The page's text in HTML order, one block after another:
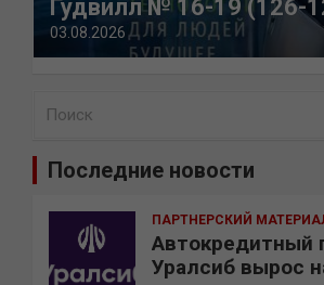
Гудвилл № 16-19 (126-
03.08.2026
Последние новости
ПАРТНЕРСКИЙ
Автокредитный
Уралсиб вырос